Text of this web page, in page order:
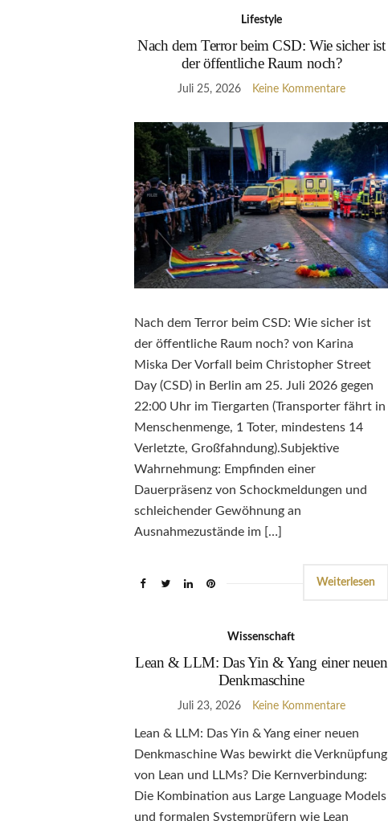
Lifestyle
Nach dem Terror beim CSD: Wie sicher ist
der öffentliche Raum noch?
Juli 25, 2026 Keine Kommentare
Nach dem Terror beim CSD: Wie sicher ist
der öffentliche Raum noch? von Karina
Miska Der Vorfall beim Christopher Street
Day (CSD) in Berlin am 25. Juli 2026 gegen
22:00 Uhr im Tiergarten (Transporter fährt in
Menschenmenge, 1 Toter, mindestens 14
Verletzte, Großfahndung).Subjektive
Wahrnehmung: Empfinden einer
Dauerpräsenz von Schockmeldungen und
schleichender Gewöhnung an
Ausnahmezustände im […]
Weiterlesen
Wissenschaft
Lean & LLM: Das Yin & Yang einer neuen
Denkmaschine
Juli 23, 2026 Keine Kommentare
Lean & LLM: Das Yin & Yang einer neuen
Denkmaschine Was bewirkt die Verknüpfung
von Lean und LLMs? Die Kernverbindung:
Die Kombination aus Large Language Models
und formalen Systemprüfern wie Lean